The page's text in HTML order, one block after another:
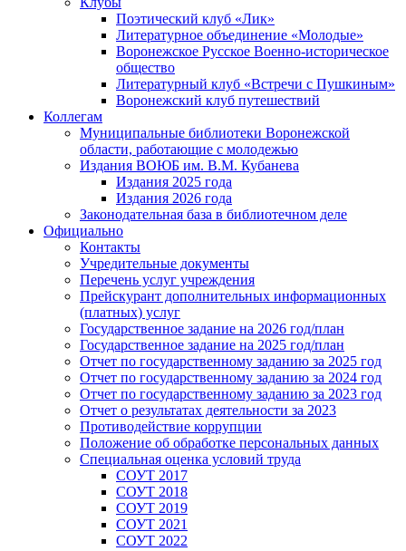
Поэтический клуб «Лик»
Литературное объединение «Молодые»
Воронежское Русское Военно-историческое
общество
Литературный клуб «Встречи с Пушкиным»
Воронежский клуб путешествий
Коллегам
Муниципальные библиотеки Воронежской
области, работающие с молодежью
Издания ВОЮБ им. В.М. Кубанева
Издания 2025 года
Издания 2026 года
Законодательная база в библиотечном деле
Официально
Контакты
Учредительные документы
Перечень услуг учреждения
Прейскурант дополнительных информационных
(платных) услуг
Государственное задание на 2026 год/план
Государственное задание на 2025 год/план
Отчет по государственному заданию за 2025 год
Отчет по государственному заданию за 2024 год
Отчет по государственному заданию за 2023 год
Отчет о результатах деятельности за 2023
Противодействие коррупции
Положение об обработке персональных данных
Специальная оценка условий труда
СОУТ 2017
СОУТ 2018
СОУТ 2019
СОУТ 2021
СОУТ 2022